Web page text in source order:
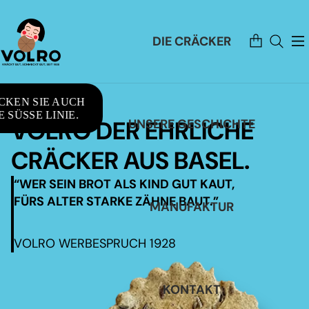
DIE CRÄCKER
UNSERE GESCHICHTE
MANUFAKTUR
KONTAKT
Artikel
im
Warenkorb
SIE AUCH
SÜSSE LINIE.
VOLRO DER EHRLICHE
CRÄCKER AUS BASEL.
“WER SEIN BROT ALS KIND GUT KAUT,
FÜRS ALTER STARKE ZÄHNE BAUT.”
VOLRO WERBESPRUCH 1928